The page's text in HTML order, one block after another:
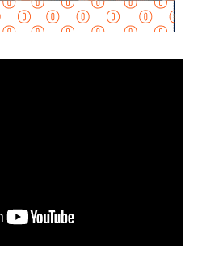
filial de la japonesaMitsui.